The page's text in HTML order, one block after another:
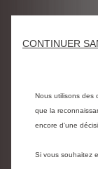
CONTINUER
Nous utilisons des
que la
encore d'une
Si vous souhaitez